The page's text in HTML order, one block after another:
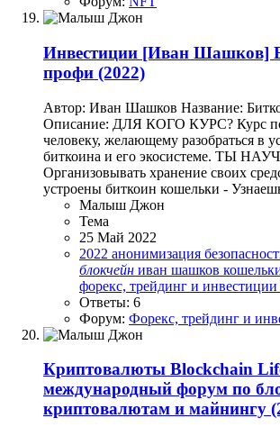
Инвестиции [Иван Шашков]
профи (2022)
Автор: Иван Шашков Название:
Описание: ДЛЯ КОГО КУРС? Курс
человеку, желающему разобраться в
биткоина и его экосистеме. ТЫ
Организовывать хранение своих
устроены биткоин кошельки -
Малыш Джон
Тема
25 Май 2022
2022 анонимизация
блокчейн иван шашков
форекс, трейдинг и инвестиции
Ответы: 6
Форум: Форекс, трейдинг и
Криптовалюты Blockchain
международный форум по
криптовалютам и майнингу